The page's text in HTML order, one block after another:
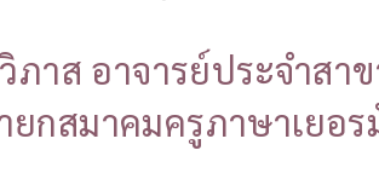
าส อาจารย์ประจำสา
กสมาคมครูภาษาเยอร